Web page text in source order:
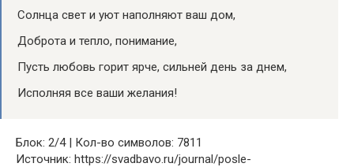
Солнца свет и уют наполняют ваш дом,
Доброта и тепло, понимание,
Пусть любовь горит ярче, сильней день за днем,
Исполняя все ваши желания!
Блок: 2/4 | Кол-во символов: 7811
Источник: https://svadbavo.ru/journal/posle-